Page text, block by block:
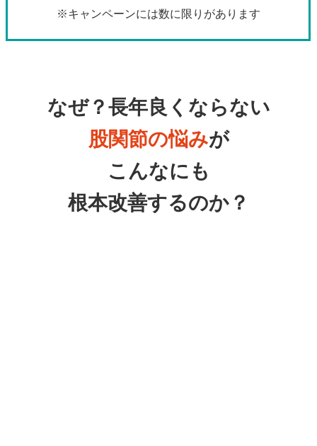
※キャンペーンには数に限りがあります
なぜ？長年良くならない
股関節の悩みが
こんなにも
根本改善するのか？